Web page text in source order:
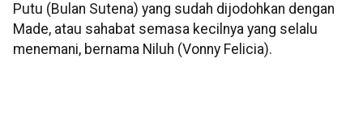
Putu (Bulan Sutena) yang sudah dijodohkan dengan
Made, atau sahabat semasa kecilnya yang selalu
menemani, bernama Niluh (Vonny Felicia).